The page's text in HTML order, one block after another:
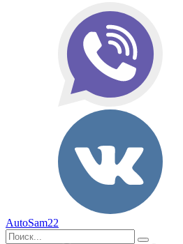
AutoSam22